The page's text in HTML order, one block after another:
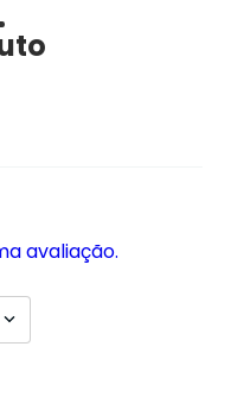
avaliação.